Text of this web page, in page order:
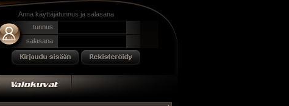
Anna käyttäjätunnus ja salasana
tunnus
salasana